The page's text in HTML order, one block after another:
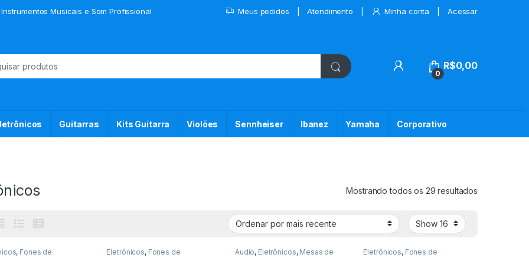
Musicais e Som Profissional Meus pedidos Atendimento Minha conta Acessar
My Account
0
R$0,00
Guitarras Kits Guitarra Violões Sennheiser Ibanez Yamaha Corporativo
Mostrando todos os 29 resultados
, Fones de
Eletrônicos, Fones de
Audio, Eletrônicos, Mesas de
Eletrônicos, Fones de